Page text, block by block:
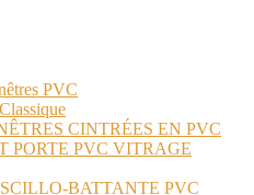
PVC
CINTRÉES EN PVC
PORTE PVC VITRAGE
BATTANTE PVC